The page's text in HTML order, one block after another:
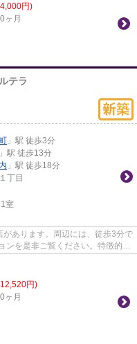
円)
ヶ月
テラ
」駅 徒歩3分
」駅 徒歩13分
」駅 徒歩18分
１丁目
1室
あります。周辺には、徒歩3分で
ンを是非ご覧ください。特徴的な
円)
ヶ月